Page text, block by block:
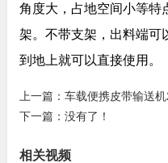
角度大，占地空间小等特
架。不带支架，出料端可
到地上就可以直接使用。
上一篇： 车载便携皮带输送
下一篇：没有了！
相关视频